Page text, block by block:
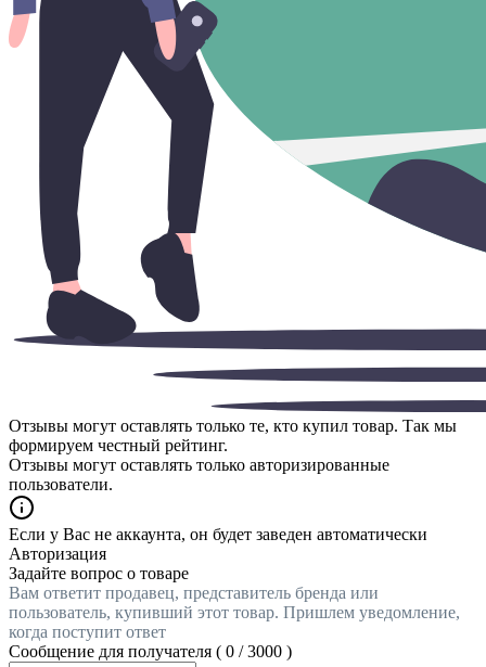
Отзывы могут оставлять только те, кто купил товар. Так мы
формируем честный рейтинг.
Отзывы могут оставлять только авторизированные
пользователи.
Если у Вас не аккаунта, он будет заведен автоматически
Авторизация
Задайте вопрос о товаре
Вам ответит продавец, представитель бренда или
пользователь, купивший этот товар. Пришлем уведомление,
когда поступит ответ
Сообщение для получателя ( 0 /3000 )